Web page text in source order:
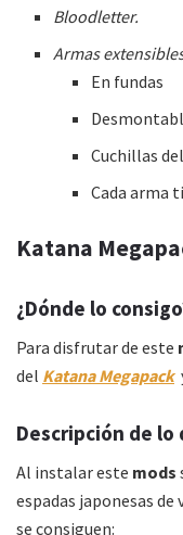
Bloodletter.
Armas
En fundas
Cuchillas
Cada arma
Katana
¿Dónde lo
Para disfrutar de este
del Katana Megapack
Descripción de
Al instalar este mods
espadas japonesas
se consiguen: